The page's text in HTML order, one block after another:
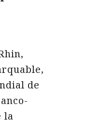
de
la